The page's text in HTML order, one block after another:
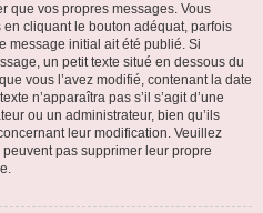
que vos propres messages. Vous
cliquant le bouton adéquat, parfois
message initial ait été publié. Si
un petit texte situé en dessous du
vous l’avez modifié, contenant la date
n’apparaîtra pas s’il s’agit d’une
ou un administrateur, bien qu’ils
leur modification. Veuillez
pas supprimer leur propre